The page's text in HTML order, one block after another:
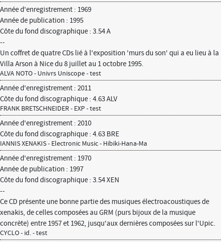
Année d'enregistrement : 1969
Année de publication : 1995
Côte du fond discographique : 3.54 A
--
Un coffret de quatre CDs lié à l'exposition 'murs du son' qui a eu lieu à la
Villa Arson à Nice du 8 juillet au 1 octobre 1995.
ALVA NOTO - Univrs Uniscope - test
Année d'enregistrement : 2011
Côte du fond discographique : 4.63 ALV
FRANK BRETSCHNEIDER - EXP - test
Année d'enregistrement : 2010
Côte du fond discographique : 4.63 BRE
IANNIS XENAKIS - Electronic Music - Hibiki-Hana-Ma
Année d'enregistrement : 1970
Année de publication : 1997
Côte du fond discographique : 3.54 XEN
--
Ce CD présente une bonne partie des musiques électroacoustiques de
xenakis, de celles composées au GRM (purs bijoux de la musique
concrète) entre 1957 et 1962, jusqu'aux dernières composées sur l'Upic.
CYCLO - id. - test